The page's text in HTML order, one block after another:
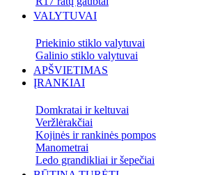
VALYTUVAI
Priekinio stiklo valytuvai
Galinio stiklo valytuvai
APŠVIETIMAS
ĮRANKIAI
Domkratai ir keltuvai
Veržlėrakčiai
Kojinės ir rankinės pompos
Manometrai
Ledo grandikliai ir šepečiai